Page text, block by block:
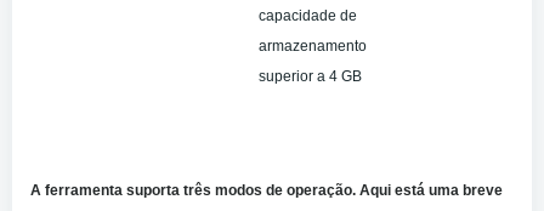
capacidade de
armazenamento
superior a 4 GB
A ferramenta suporta três modos de operação. Aqui está uma breve